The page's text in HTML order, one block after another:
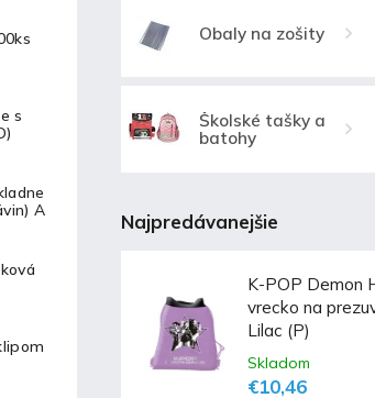
s
A
Obaly na zošity
Školské tašky a
batohy
Najpredávanejšie
K-POP Demon
vrecko na
Lilac (P)
Skladom
€10,46